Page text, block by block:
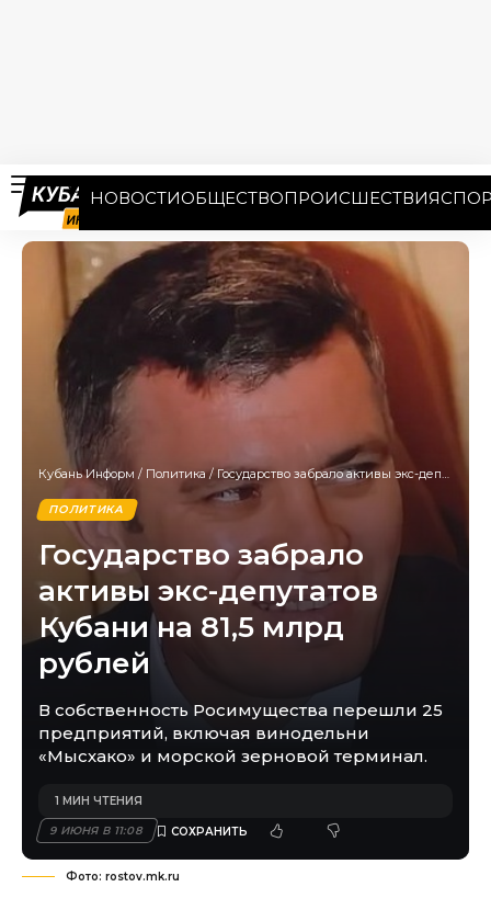
НОВОСТИОБЩЕСТВОПРОИСШЕСТВИЯ
Кубань Информ / Политика/Государство забрало активы экс-депутатов Кубани на 81,5 млрд рублей
ПОЛИТИКА
Государство забрало
активы экс-депутатов
Кубани на 81,5 млрд
рублей
В собственность Росимущества перешли 25
предприятий, включая винодельни
«Мысхако» и морской зерновой терминал.
9 ИЮНЯ В 11:08
1 МИН ЧТЕНИЯ
Фото: rostov.mk.ru